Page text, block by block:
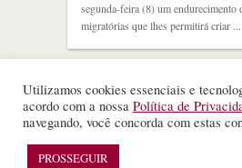
segunda-feira (8) um endurecimento
migratórias que lhes permitirá criar ...
Nota Alta ESPM
. Todos os
WordPress Theme
Utilizamos cookies essenciais e
acordo com a nossa Política de
navegando, você concorda com estas
PROSSEGUIR